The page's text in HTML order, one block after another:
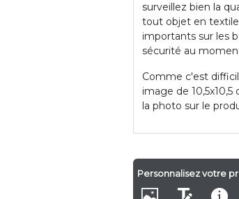
surveillez bien la
tout objet en
importants sur les
sécurité au
Comme c'est
image de
la photo sur le
Personnalisez votre